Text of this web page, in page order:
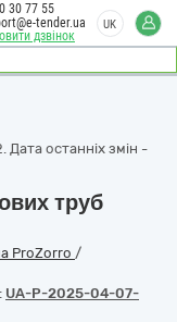
дзвінок
30 77 55
tender.ua
UK
останніх змін -
труб
ProZorro /
UA-P-2025-04-07-